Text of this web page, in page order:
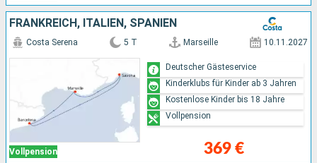
FRANKREICH, ITALIEN, SPANIEN
Vollpension
Costa Serena 5 T Marseille 10.11.2027
369 €
Deutscher Gästeservice
Kinderklubs für Kinder ab 3 Jahren
Kostenlose Kinder bis 18 Jahre
Vollpension